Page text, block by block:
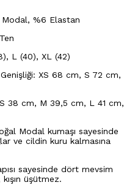
Modal, %6 Elastan
L (40), XL (42)
XS 68 cm, S 72 cm,
38 cm, M 39,5 cm, L 41 cm,
Modal kumaşı sayesinde
ve cildin kuru kalmasına
sayesinde dört mevsim
üşütmez.